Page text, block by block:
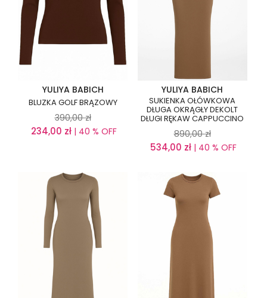
YULIYA BABICH
BLUZKA GOLF BRĄZOWY
390,00 zł
234,00 zł| 40 % OFF
YULIYA BABICH
SUKIENKA OŁÓWKOWA
DŁUGA OKRĄGŁY DEKOLT
DŁUGI RĘKAW CAPPUCCINO
890,00 zł
534,00 zł| 40 % OFF